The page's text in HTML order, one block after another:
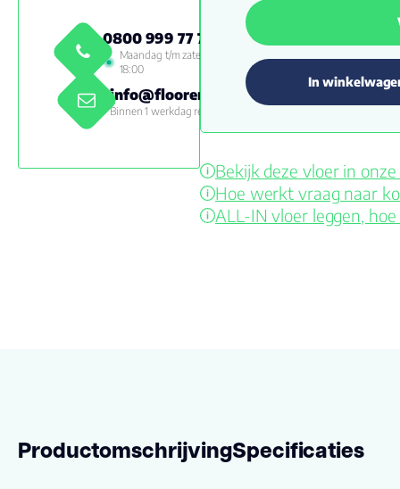
0800 999 77 79
Maandag t/m zaterdag 09:00 -
18:00
info@floorenmore.nl
Binnen 1 werkdag reactie
In
Bekijk deze vloer in
Hoe werkt vraag naar
ALL-IN vloer leggen,
ProductomschrijvingSpecificaties